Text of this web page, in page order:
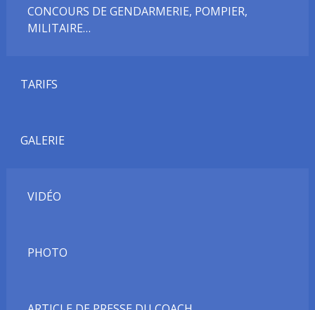
CONCOURS DE GENDARMERIE, POMPIER,
MILITAIRE…
TARIFS
GALERIE
VIDÉO
PHOTO